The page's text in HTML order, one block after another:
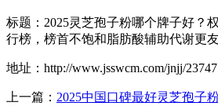
标题：2025灵芝孢子粉哪个牌子好？
行榜，榜首不饱和脂肪酸辅助代谢更
地址：http://www.jsswcm.com/jnjj/
上一篇： 2025中国口碑最好灵芝孢子